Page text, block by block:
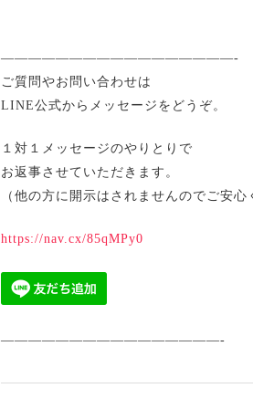
—————————————————-
ご質問やお問い合わせは
LINE公式からメッセージをどうぞ。
１対１メッセージのやりとりで
お返事させていただきます。
（他の方に開示はされませんのでご安心
https://nav.cx/85qMPy0
————————————————-